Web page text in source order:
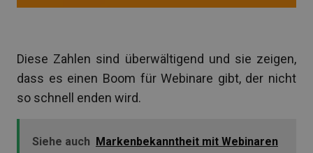
Diese Zahlen sind überwältigend und sie zeigen,
dass es einen Boom für Webinare gibt, der nicht
so schnell enden wird.
Siehe auch
Markenbekanntheit mit Webinaren